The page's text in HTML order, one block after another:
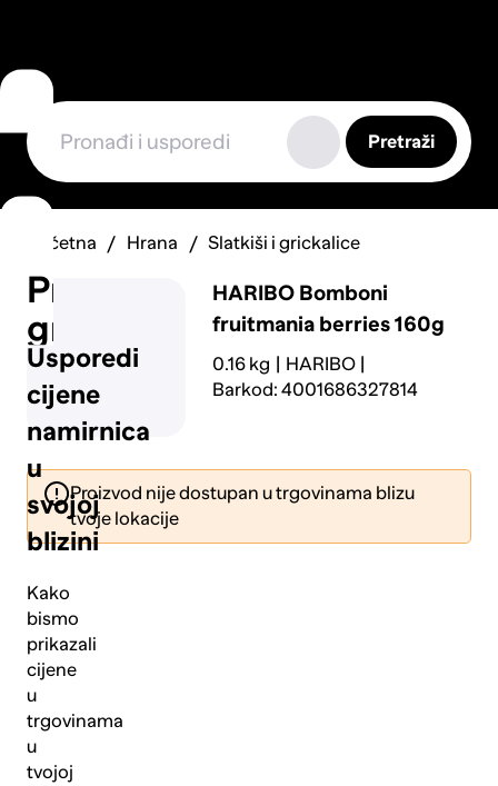
Usporedi
cijene
namirnica
u
svojoj
blizini
Kako
bismo
prikazali
cijene
u
trgovinama
u
tvojoj
Prijavi
grešku
Pošalji
Pretraži
Početna Hrana Slatkiši i grickalice
HARIBO Bomboni
fruitmania berries 160g
0.16 kg
HARIBO
Barkod: 4001686327814
Proizvod nije dostupan u trgovinama blizu
tvoje lokacije